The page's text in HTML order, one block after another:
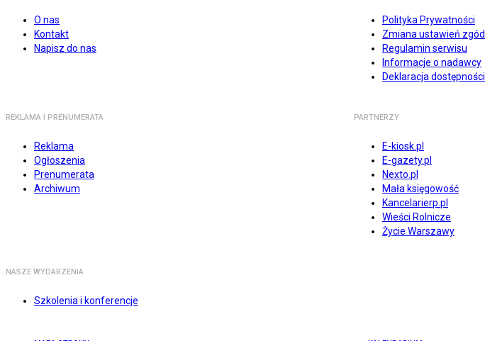
O nas
Kontakt
Napisz do nas
Polityka Prywatności
Zmiana ustawień zgód
Regulamin serwisu
Informacje o nadawcy
Deklaracja dostępności
REKLAMA I PRENUMERATA
Reklama
Ogłoszenia
Prenumerata
Archiwum
PARTNERZY
E-kiosk.pl
E-gazety.pl
Nexto.pl
Mała księgowość
Kancelarierp.pl
Wieści Rolnicze
Życie Warszawy
NASZE WYDARZENIA
Szkolenia i konferencje